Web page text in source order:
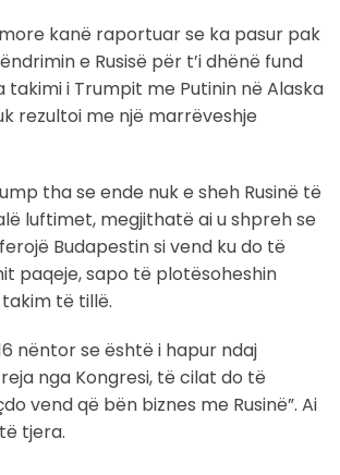
kanë raportuar se ka pasur pak
e Rusisë për t’i dhënë fund
takimi i Trumpit me Putinin në Alaska
rezultoi me një marrëveshje
tha se ende nuk e sheh Rusinë të
luftimet, megjithatë ai u shpreh se
Budapestin si vend ku do të
paqeje, sapo të plotësoheshin
të tillë.
nëntor se është i hapur ndaj
nga Kongresi, të cilat do të
vend që bën biznes me Rusinë”. Ai
tjera.